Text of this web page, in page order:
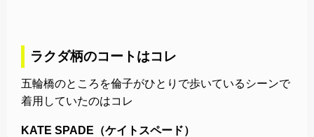
ラクダ柄のコートはコレ
五輪橋のところを倫子がひとりで歩いているシーンで
着用していたのはコレ
KATE SPADE（ケイトスペード）